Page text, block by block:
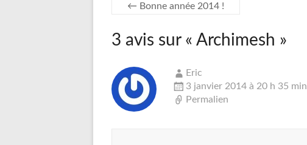
← Bonne année 2014 !
3 avis sur « Archimesh »
Eric
3 janvier 2014 à 20 h 35 min
Permalien